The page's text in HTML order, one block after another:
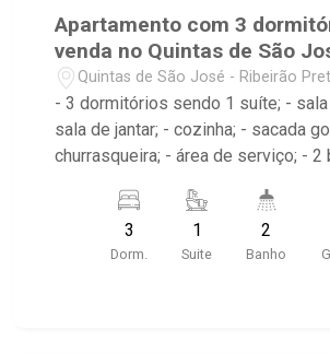
Apartamento com 3
venda no Quintas de São
Quintas de São José - Ribeirão
- 3 dormitórios sendo 1 suíte; -
sala de jantar; - cozinha; - sacada
churrasqueira; - área de serviço; - 2
infinita, playground, salão de festas,
jogos academia, car wash; - próximo
Arena Beach Ribeirão, Picanha
3
Dorm.
1
Suite
2
Banho